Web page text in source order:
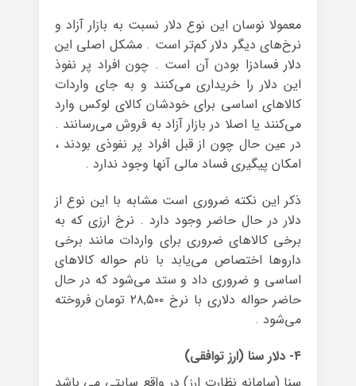
معمولا نوسان این نوع دلار نسبت به بازار آزاد و
نرخ‌های دیگر دلار کم‌تر است . مشکل اصلی این
دلار فسادزا بودن آن است . چون افراد پر نفوذ
این دلار را خریداری می‌کنند و به جای واردات
کالاهای اساسی برای خودشان کالای لوکس وارد
می‌کنند یا اصلا در بازار آزاد به فروش می‌رسانند .
در عین حال چون از قبل افراد پر نفوذی بودند ،
امکان پیگیری فساد مالی آنها وجود ندارد .
ذکر این نکته ضروری است مشابه با این نوع از
دلار در حال حاضر وجود دارد . نرخ ارزی که به
برخی کالاهای ضروری برای واردات مانند برخی
داروها اختصاص می‌یابد با نام حواله کالاهای
اساسی و ضروری داد و ستد می‌شود که در حال
حاضر حواله دلاری با نرخ ۲۸,۵۰۰ تومان فروخته
می‌شود .
۴- دلار سنا (ارز توافقی)